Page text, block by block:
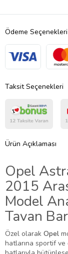
Ödeme Seçenekleri
Taksit Seçenekleri
Ürün Açıklaması
Opel
2015
Model
Tavan
Özel olarak Opel
hatlarına sportif ve